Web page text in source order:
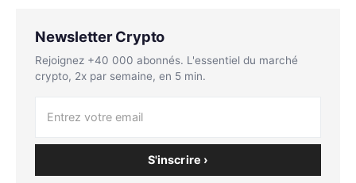
Newsletter Crypto
Rejoignez +40 000 abonnés. L'essentiel du marché
crypto, 2x par semaine, en 5 min.
S'inscrire ›